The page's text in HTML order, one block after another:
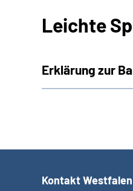
Leichte
Erklärung zur
Kontakt Westfalen